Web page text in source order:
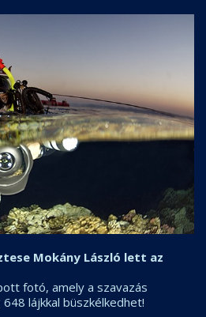
Mokány László lett az
fotó, amely a szavazás
lájkkal büszkélkedhet!